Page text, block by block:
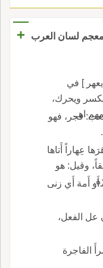
معجم لسان العرب
+
يعهر ] في
ويحرك،
اهـ.
فجر، فهو
عِهاراً أَتاها
وقيل: هو
أَمة أَي زنى
عل الفعل،
الفاجرة